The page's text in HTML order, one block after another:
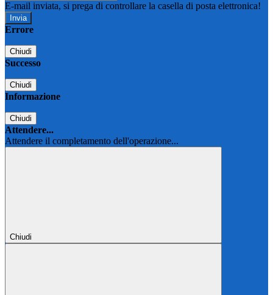
E-mail inviata, si prega di controllare la casella di posta elettronica!
Errore
Chiudi
Successo
Chiudi
Informazione
Chiudi
Attendere...
Attendere il completamento dell'operazione...
Chiudi